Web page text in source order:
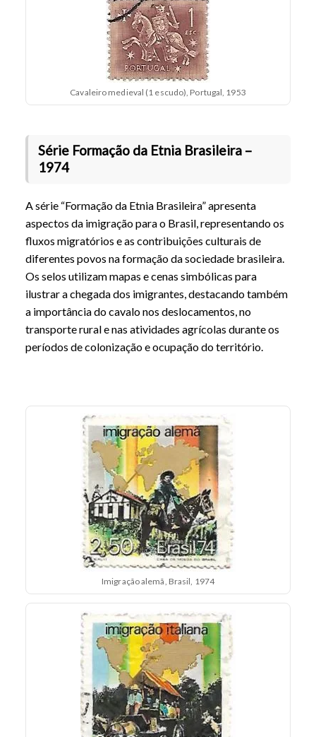
Cavaleiro medieval (1 escudo), Portugal, 1953
Série Formação da Etnia Brasileira –
1974
A série “Formação da Etnia Brasileira” apresenta
aspectos da imigração para o Brasil, representando os
fluxos migratórios e as contribuições culturais de
diferentes povos na formação da sociedade brasileira.
Os selos utilizam mapas e cenas simbólicas para
ilustrar a chegada dos imigrantes, destacando também
a importância do cavalo nos deslocamentos, no
transporte rural e nas atividades agrícolas durante os
períodos de colonização e ocupação do território.
Imigração alemã, Brasil, 1974